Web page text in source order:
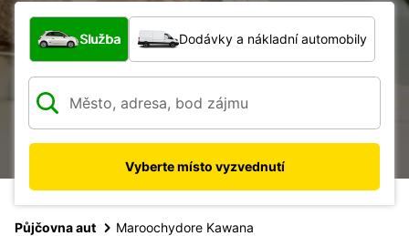
Jaký typ vozidla?
Služba Dodávky a nákladní automobily
Vyberte místo vyzvednutí
Půjčovna aut Maroochydore Kawana